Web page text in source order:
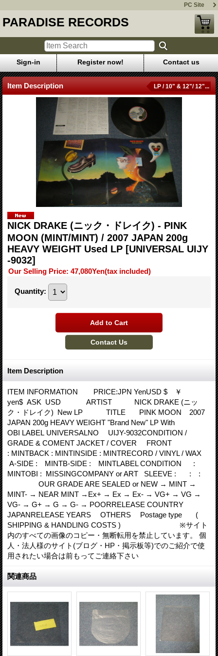
PC Site
PARADISE RECORDS
Sign-in Register now! Contact us
Item Description LP / 10" & 12"/ 12"...
NICK DRAKE (ニック・ドレイク) - PINK
MOON (MINT/MINT) / 2007 JAPAN 200g
HEAVY WEIGHT Used LP [UNIVERSAL UIJY
-9032]
Our Selling Price: 47,080Yen(tax included)
Quantity:
Item Description
ITEM INFORMATION PRICE:JPN YenUSD $ ￥
yen$ ASK USD ARTIST NICK DRAKE (ニッ
ク・ドレイク) New LP TITLE PINK MOON 2007
JAPAN 200g HEAVY WEIGHT "Brand New" LP With
OBI LABEL UNIVERSALNO UIJY-9032CONDITION /
GRADE & COMENT JACKET / COVER FRONT
: MINTBACK : MINTINSIDE : MINTRECORD / VINYL / WAX
A-SIDE : MINTB-SIDE : MINTLABEL CONDITION :
MINTOBI : MISSINGCOMPANY or ART SLEEVE : : :
OUR GRADE ARE SEALED or NEW → MINT →
MINT- → NEAR MINT →Ex+ → Ex → Ex- → VG+ → VG →
VG- → G+ → G → G- → POORRELEASE COUNTRY
JAPANRELEASE YEARS OTHERS Postage type (
SHIPPING & HANDLING COSTS ) ※サイト
内のすべての画像のコピー・無断転用を禁止しています。 個
人・法人様のサイト(ブログ・HP・掲示板等)でのご紹介で使
用されたい場合は前もってご連絡下さい
関連商品